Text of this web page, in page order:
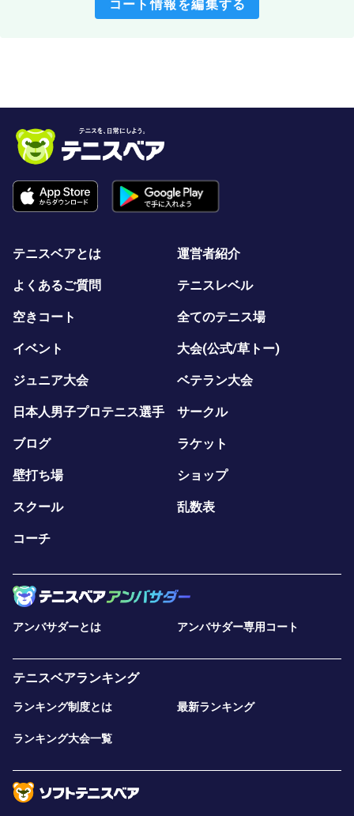
コート情報を編集する
テニスベアとは 運営者紹介
よくあるご質問 テニスレベル
空きコート 全てのテニス場
イベント 大会(公式/草トー)
ジュニア大会 ベテラン大会
日本人男子プロテニス選手 サークル
ブログ ラケット
壁打ち場 ショップ
スクール 乱数表
コーチ
アンバサダーとは アンバサダー専用コート
テニスベアランキング
ランキング制度とは 最新ランキング
ランキング大会一覧